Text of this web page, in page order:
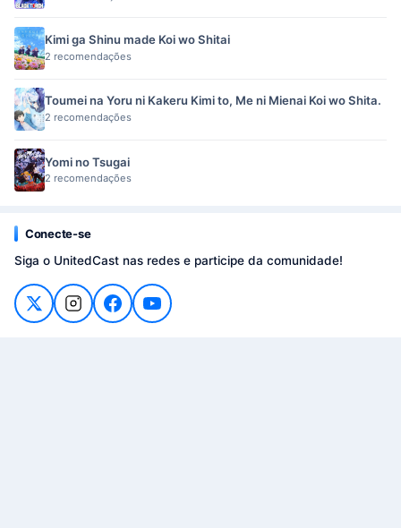
Kimi ga Shinu made Koi wo Shitai
2 recomendações
Toumei na Yoru ni Kakeru Kimi to, Me ni Mienai Koi wo Shita.
2 recomendações
Yomi no Tsugai
2 recomendações
Conecte-se
Siga o UnitedCast nas redes e participe da comunidade!